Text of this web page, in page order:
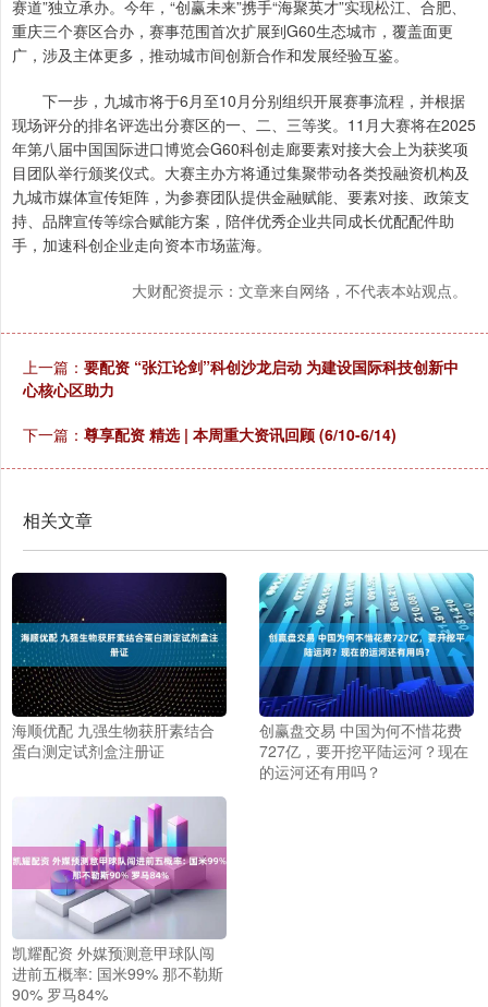
赛道”独立承办。今年，“创赢未来”携手“海聚英才”实现松江、合肥、
重庆三个赛区合办，赛事范围首次扩展到G60生态城市，覆盖面更
广，涉及主体更多，推动城市间创新合作和发展经验互鉴。
下一步，九城市将于6月至10月分别组织开展赛事流程，并根据
现场评分的排名评选出分赛区的一、二、三等奖。11月大赛将在2025
年第八届中国国际进口博览会G60科创走廊要素对接大会上为获奖项
目团队举行颁奖仪式。大赛主办方将通过集聚带动各类投融资机构及
九城市媒体宣传矩阵，为参赛团队提供金融赋能、要素对接、政策支
持、品牌宣传等综合赋能方案，陪伴优秀企业共同成长优配配件助
手，加速科创企业走向资本市场蓝海。
大财配资提示：文章来自网络，不代表本站观点。
上一篇： 要配资 “张江论剑”科创沙龙启动 为建设国际科技创新中
心核心区助力
下一篇： 尊享配资 精选 | 本周重大资讯回顾 (6/10-6/14)
相关文章
海顺优配 九强生物获肝素结合
蛋白测定试剂盒注册证
创赢盘交易 中国为何不惜花费
727亿，要开挖平陆运河？现在
的运河还有用吗？
凯耀配资 外媒预测意甲球队闯
进前五概率: 国米99% 那不勒斯
90% 罗马84%